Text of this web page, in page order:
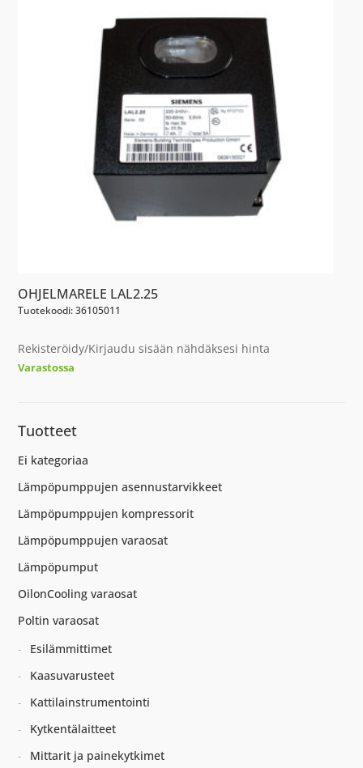
OHJELMARELE LAL2.25
Tuotekoodi: 36105011
Rekisteröidy/Kirjaudu sisään nähdäksesi hinta
Varastossa
Tuotteet
Ei kategoriaa
Lämpöpumppujen asennustarvikkeet
Lämpöpumppujen kompressorit
Lämpöpumppujen varaosat
Lämpöpumput
OilonCooling varaosat
Poltin varaosat
Esilämmittimet
Kaasuvarusteet
Kattilainstrumentointi
Kytkentälaitteet
Mittarit ja painekytkimet